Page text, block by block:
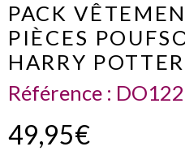
PACK
PIÈCES
HARRY POTTER
Référence :
49,95€